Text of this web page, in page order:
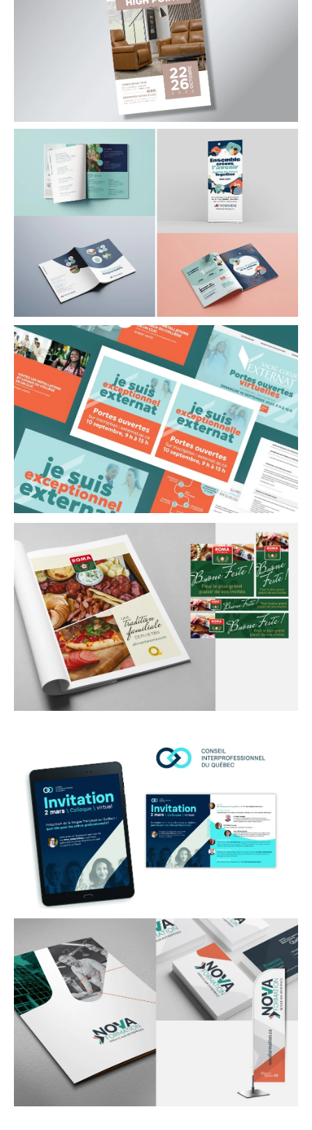
Elran
Invitation
Ville de Rosemère
Livret Naturellement Responsable et Roll-
Externat sacré-coeur
site web
Publicité pour revue et bannière
CIQ
Invitation pour un évènement